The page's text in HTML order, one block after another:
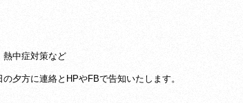
熱中症対策など
夕方に連絡とHPやFBで告知いたします。